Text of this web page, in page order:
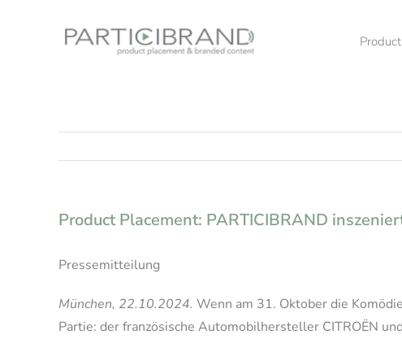
Product Placement: PARTICIBRAND
Pressemitteilung
München, 22.10.2024. Wenn am 31. Oktober die
Partie: der französische Automobilhersteller CITROËN